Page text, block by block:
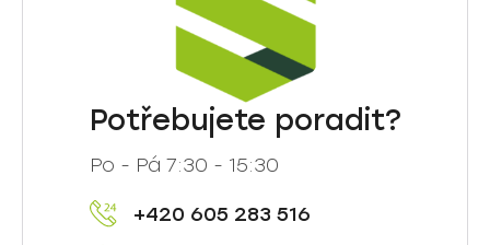
Potřebujete poradit?
Po - Pá 7:30 - 15:30
+420 605 283 516